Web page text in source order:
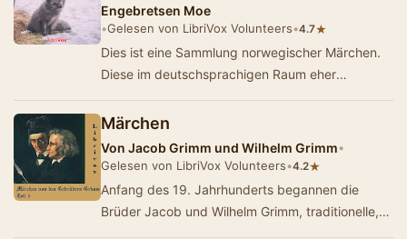
Engebretsen Moe
•Gelesen von LibriVox Volunteers•4.7★
Dies ist eine Sammlung norwegischer Märchen.
Diese im deutschsprachigen Raum eher
skandi…
Märchen
Von Jacob Grimm und Wilhelm Grimm•
Gelesen von LibriVox Volunteers•4.2★
Anfang des 19. Jahrhunderts begannen die
Brüder Jacob und Wilhelm Grimm, traditionelle,